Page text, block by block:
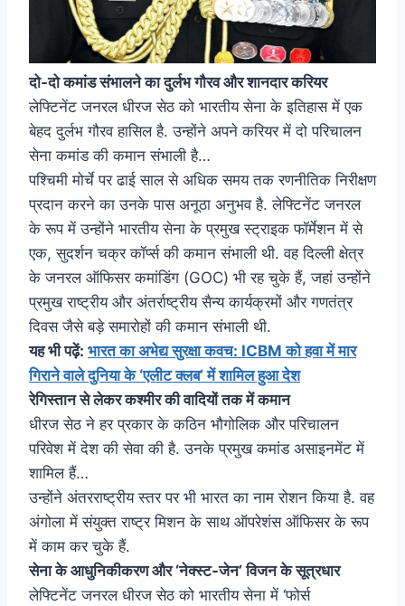
दो-दो कमांड संभालने का दुर्लभ गौरव और शानदार करियर
लेफ्टिनेंट जनरल धीरज सेठ को भारतीय सेना के इतिहास में एक
बेहद दुर्लभ गौरव हासिल है. उन्होंने अपने करियर में दो परिचालन
सेना कमांड की कमान संभाली है…
पश्चिमी मोर्चे पर ढाई साल से अधिक समय तक रणनीतिक निरीक्षण
प्रदान करने का उनके पास अनूठा अनुभव है. लेफ्टिनेंट जनरल
के रूप में उन्होंने भारतीय सेना के प्रमुख स्ट्राइक फॉर्मेशन में से
एक, सुदर्शन चक्र कॉर्प्स की कमान संभाली थी. वह दिल्ली क्षेत्र
के जनरल ऑफिसर कमांडिंग (GOC) भी रह चुके हैं, जहां उन्होंने
प्रमुख राष्ट्रीय और अंतर्राष्ट्रीय सैन्य कार्यक्रमों और गणतंत्र
दिवस जैसे बड़े समारोहों की कमान संभाली थी.
यह भी पढ़ें: भारत का अभेद्य सुरक्षा कवच: ICBM को हवा में मार
गिराने वाले दुनिया के ‘एलीट क्लब’ में शामिल हुआ देश
रेगिस्तान से लेकर कश्मीर की वादियों तक में कमान
धीरज सेठ ने हर प्रकार के कठिन भौगोलिक और परिचालन
परिवेश में देश की सेवा की है. उनके प्रमुख कमांड असाइनमेंट में
शामिल हैं…
उन्होंने अंतरराष्ट्रीय स्तर पर भी भारत का नाम रोशन किया है. वह
अंगोला में संयुक्त राष्ट्र मिशन के साथ ऑपरेशंस ऑफिसर के रूप
में काम कर चुके हैं.
सेना के आधुनिकीकरण और ‘नेक्स्ट-जेन’ विजन के सूत्रधार
लेफ्टिनेंट जनरल धीरज सेठ को भारतीय सेना में ‘फोर्स